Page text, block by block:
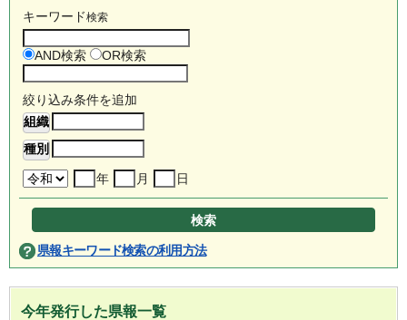
キーワード検索
AND検索 OR検索
絞り込み条件を追加
年 月 日
県報キーワード検索の利用方法
今年発行した県報一覧